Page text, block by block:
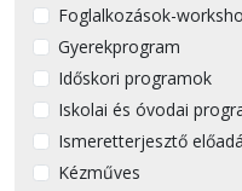
Foglalkozások-
Gyerekprogram
Időskori programok
Iskolai és óvodai
Ismeretterjesztő
Kézműves